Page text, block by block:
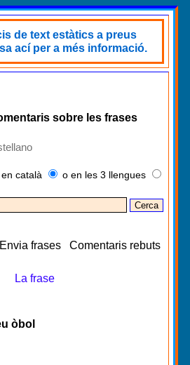
de text estàtics a preus
ací per a més informació.
sobre les frases
català o en les 3 llengues
Envia frases Comentaris rebuts
La frase
òbol